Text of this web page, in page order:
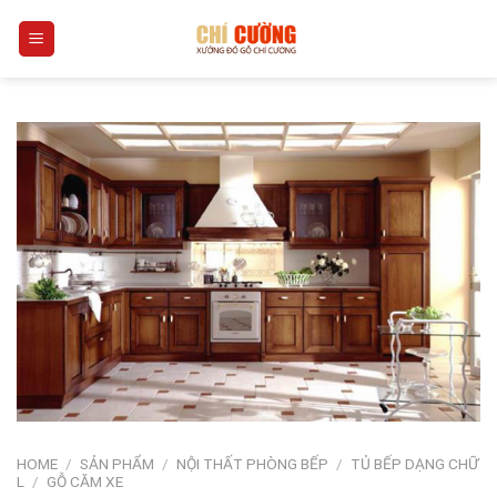
HOME / SẢN PHẨM / NỘI THẤT PHÒNG BẾP / TỦ BẾP DẠNG CHỮ
L
/ GỖ CĂM XE